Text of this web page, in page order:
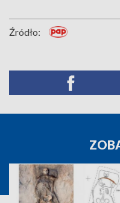
Źródło: